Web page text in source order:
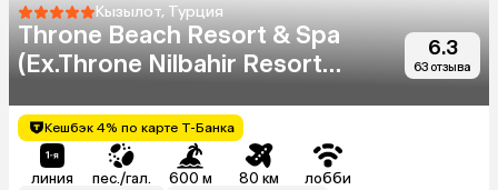
Кызылот, Турция
Throne Beach Resort & Spa
(Ex.Throne Nilbahir Resort
6.3
63 отзыва
Кешбэк 4% по карте Т-Банка
линия пес./гал. 600 м 80 км лобби